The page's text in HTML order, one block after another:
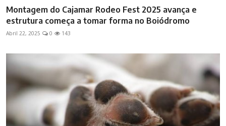
Montagem do Cajamar Rodeo Fest 2025 avança e
estrutura começa a tomar forma no Boiódromo
Abril 22, 2025 0 143